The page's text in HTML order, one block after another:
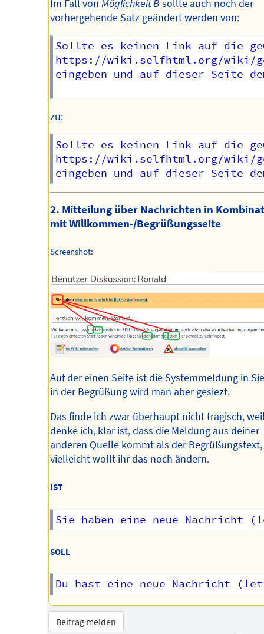
Im Fall von Möglichkeit B sollte auch noch der
vorhergehende Satz geändert werden von:
Sollte es keinen Link auf die
https://wiki.selfhtml.org/wiki/
eingeben und auf dieser Seite
zu:
Sollte es keinen Link auf die
https://wiki.selfhtml.org/wiki/
2. Mitteilung über Nachrichten in
mit Willkommen-/Begrüßungsseite
Screenshot:
Auf der einen Seite ist die Systemmeldung in
in der Begrüßung wird man aber gesiezt.
Das finde ich zwar überhaupt nicht tragisch,
denke ich, klar ist, dass die Meldung aus deiner
anderen Quelle kommt als der
vielleicht wollt ihr das noch ändern.
IST
SOLL
Beitrag melden